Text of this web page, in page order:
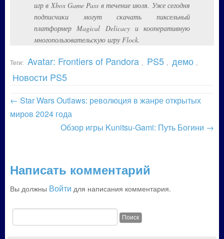
игр в Xbox Game Pass в течение июля. Уже сегодня
подписчики могут скачать пиксельный
платформер Magical Delicacy и кооперативную
многопользовательскую игру Flock.
Теги: Avatar: Frontiers of Pandora , PS5 , демо ,
Новости PS5
← Star Wars Outlaws: революция в жанре открытых
миров 2024 года
Обзор игры Kunitsu-Gami: Путь Богини →
Написать комментарий
Вы должны Войти для написания комментария.